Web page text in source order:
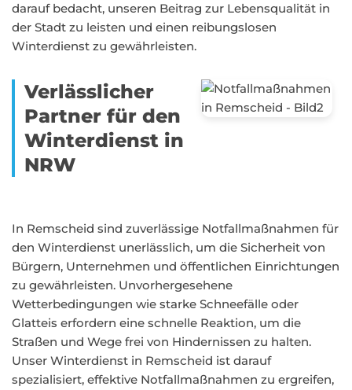
darauf bedacht, unseren Beitrag zur Lebensqualität in
der Stadt zu leisten und einen reibungslosen
Winterdienst zu gewährleisten.
Verlässlicher
Partner für den
Winterdienst in
NRW
In Remscheid sind zuverlässige Notfallmaßnahmen für
den Winterdienst unerlässlich, um die Sicherheit von
Bürgern, Unternehmen und öffentlichen Einrichtungen
zu gewährleisten. Unvorhergesehene
Wetterbedingungen wie starke Schneefälle oder
Glatteis erfordern eine schnelle Reaktion, um die
Straßen und Wege frei von Hindernissen zu halten.
Unser Winterdienst in Remscheid ist darauf
spezialisiert, effektive Notfallmaßnahmen zu ergreifen,